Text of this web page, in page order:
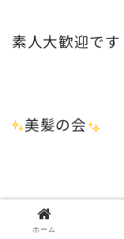
素人大歓迎です
美髪の会
参加したい方は
ホーム